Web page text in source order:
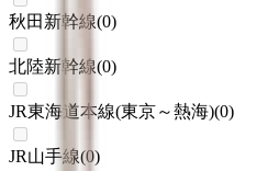
秋田新幹線(0)
北陸新幹線(0)
JR東海道本線(東京～熱海)(0)
JR山手線(0)